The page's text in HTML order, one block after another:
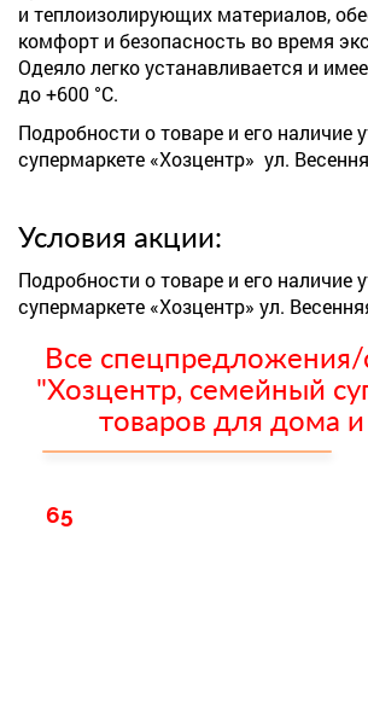
и теплоизолирующих материалов,
комфорт и безопасность во время
Одеяло легко устанавливается и
до +600 °C.
Подробности о товаре и его наличие
супермаркете «Хозцентр» ул.
Условия акции:
Подробности о товаре и его наличие
супермаркете «Хозцентр» ул.
Все спецпредложения/
"Хозцентр, семейный
товаров для дома и
65